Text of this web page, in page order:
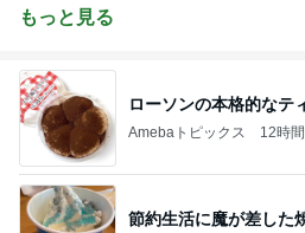
もっと見る
ローソンの本格的なテ
Amebaトピックス 12時
節約生活に魔が差した